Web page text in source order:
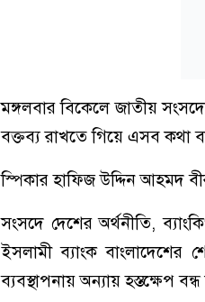
মঙ্গলবার বিকেলে জাতীয়
বক্তব্য রাখতে গিয়ে এসব কথা
স্পিকার হাফিজ উদ্দিন আহমদ
সংসদে দেশের অর্থনীতি,
ইসলামী ব্যাংক বাংলাদেশের
ব্যবস্থাপনায় অন্যায় হস্তক্ষেপ